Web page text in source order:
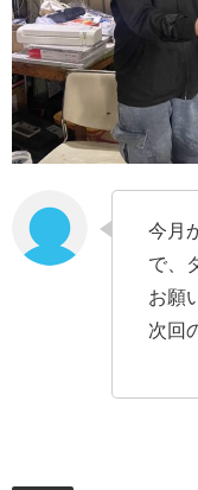
今月
で、
お願
次回